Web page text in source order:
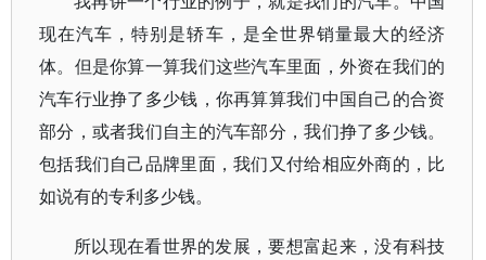
现在汽车，特别是轿车，是全世界销量最大的经济
体。但是你算一算我们这些汽车里面，外资在我们的
汽车行业挣了多少钱，你再算算我们中国自己的合资
部分，或者我们自主的汽车部分，我们挣了多少钱。
包括我们自己品牌里面，我们又付给相应外商的，比
如说有的专利多少钱。
所以现在看世界的发展，要想富起来，没有科技